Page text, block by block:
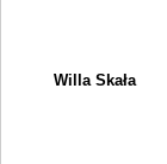
Willa Skała